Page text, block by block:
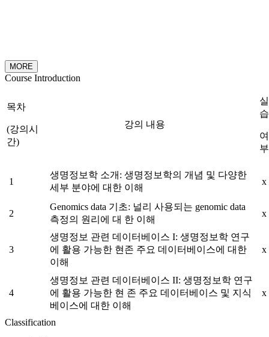
MORE
Course Introduction
목차
(강의시
간)
강의 내용
실
습
여
부
1
생명정보학 소개: 생명정보학의 개념 및 다양한
세부 분야에 대한 이해
x
2
Genomics data 기초: 널리 사용되는 genomic data
측정의 원리에 대 한 이해
x
3
생명정보 관련 데이터베이스 I: 생명정보학 연구
에 활용 가능한 현존 주요 데이터베이스에 대한
이해
x
4
생명정보 관련 데이터베이스 II: 생명정보학 연구
에 활용 가능한 현 존 주요 데이터베이스 및 지식
베이스에 대한 이해
x
Classification